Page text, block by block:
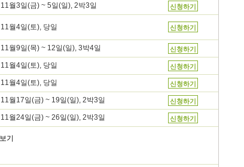
11월3일(금) ~ 5일(일), 2박3일 신청하기
11월4일(토), 당일 신청하기
11월9일(목) ~ 12일(일), 3박4일 신청하기
11월4일(토), 당일 신청하기
11월4일(토), 당일 신청하기
11월17일(금) ~ 19일(일), 2박3일 신청하기
11월24일(금) ~ 26일(일), 2박3일 신청하기